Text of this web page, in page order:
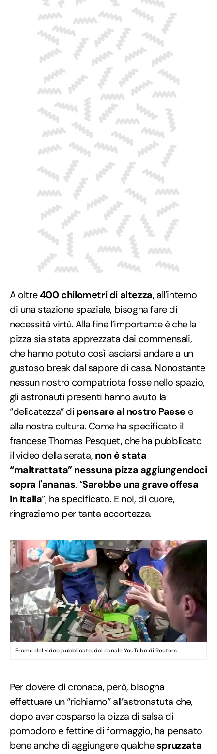
A oltre400 chilometri di altezza, all’interno
di una stazione spaziale, bisogna fare di
necessità virtù. Alla fine l’importante è che la
pizza sia stata apprezzata dai commensali,
che hanno potuto così lasciarsi andare a un
gustoso break dal sapore di casa. Nonostante
nessun nostro compatriota fosse nello spazio,
gli astronauti presenti hanno avuto la
“delicatezza” di pensare al nostro Paese e
alla nostra cultura. Come ha specificato il
francese Thomas Pesquet, che ha pubblicato
il video della serata, non è stata
“maltrattata” nessuna pizza aggiungendoci
sopra l'ananas. “Sarebbe una grave offesa
in Italia”, ha specificato. E noi, di cuore,
ringraziamo per tanta accortezza.
Frame del video pubblicato, dal canale YouTube di Reuters
Per dovere di cronaca, però, bisogna
effettuare un “richiamo” all’astronatuta che,
dopo aver cosparso la pizza di salsa di
pomodoro e fettine di formaggio, ha pensato
bene anche di aggiungere qualchespruzzata